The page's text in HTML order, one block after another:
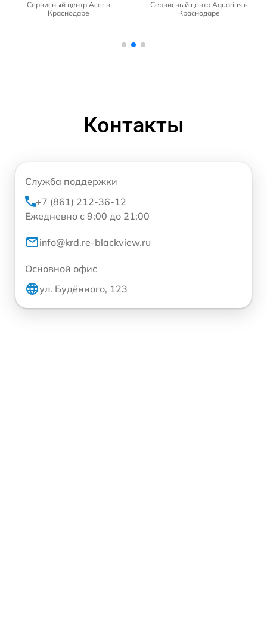
Сервисный центр Acer в
Краснодаре
Сервисный центр Aquarius в
Краснодаре
Контакты
Служба поддержки
+7 (861) 212-36-12
Ежедневно с 9:00 до 21:00
info@krd.re-blackview.ru
Основной офис
ул. Будённого, 123